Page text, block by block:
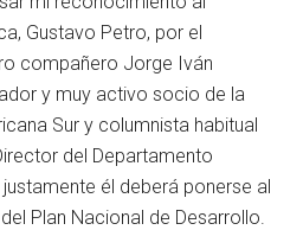
Gustavo Petro, por el
compañero Jorge Iván
y muy activo socio de la
Sur y columnista habitual
del Departamento
él deberá ponerse al
Plan Nacional de Desarrollo.